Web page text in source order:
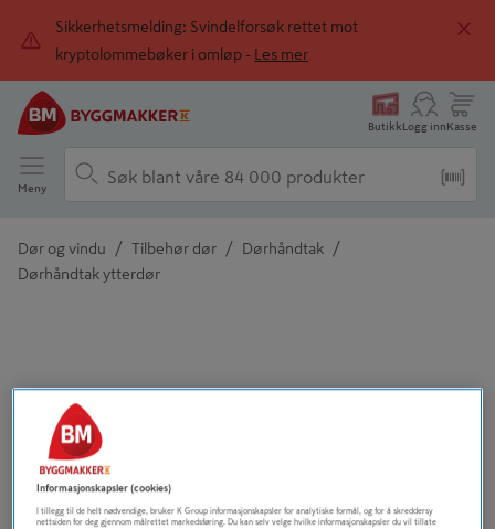
Sikkerhetsmelding: Svindelforsøk rettet mot
kryptolommebøker i omløp -
Les mer
ButikkLogg innKasse
Meny
Dør og vindu / Tilbehør dør / Dørhåndtak /
Dørhåndtak ytterdør
Informasjonskapsler (cookies)
I tillegg til de helt nødvendige, bruker K Group informasjonskapsler for analytiske formål, og for å skreddersy
nettsiden for deg gjennom målrettet markedsføring. Du kan selv velge hvilke informasjonskapsler du vil tillate